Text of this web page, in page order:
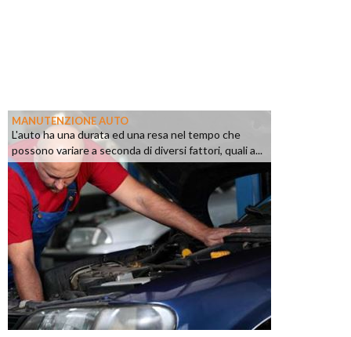
MANUTENZIONE AUTO
L'auto ha una durata ed una resa nel tempo che
possono variare a seconda di diversi fattori, quali a...